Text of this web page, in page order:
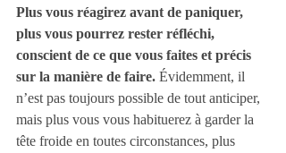
Plus vous réagirez avant de paniquer,
plus vous pourrez rester réfléchi,
conscient de ce que vous faites et précis
sur la manière de faire. Évidemment, il
n’est pas toujours possible de tout anticiper,
mais plus vous vous habituerez à garder la
tête froide en toutes circonstances, plus